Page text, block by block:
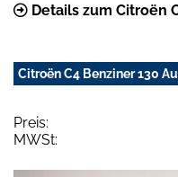
Details zum Citroën
Citroën C4 Benziner 130
Preis:
MWSt: